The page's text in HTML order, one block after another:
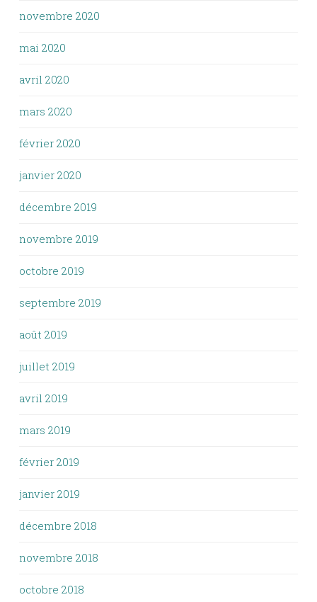
novembre 2020
mai 2020
avril 2020
mars 2020
février 2020
janvier 2020
décembre 2019
novembre 2019
octobre 2019
septembre 2019
août 2019
juillet 2019
avril 2019
mars 2019
février 2019
janvier 2019
décembre 2018
novembre 2018
octobre 2018